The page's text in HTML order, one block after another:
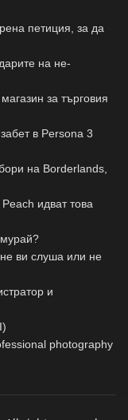
петиция, за да
на не-
за търговия
в Persona 3
на Borderlands,
идват това
ви слуша или не
и
photography